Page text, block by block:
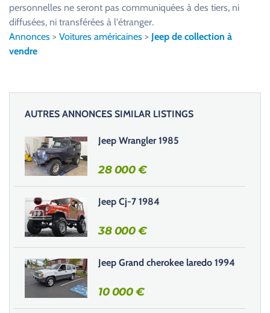
e
s
e
r
c
e
c
h
a
m
p
v
d
personnelles ne seront pas communiquées à des tiers, ni
diffusées, ni transférées à l'étranger.
Annonces > Voitures américaines > Jeep de collection à
vendre
AUTRES ANNONCES SIMILAR LISTINGS
Jeep Wrangler 1985
28 000€
Jeep Cj-7 1984
38 000€
Jeep Grand cherokee laredo 1994
10 000€